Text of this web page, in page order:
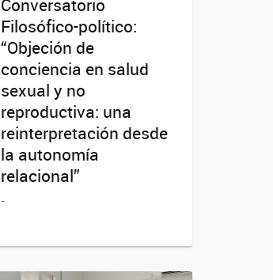
Conversatorio
Filosófico-político:
“Objeción de
conciencia en salud
sexual y no
reproductiva: una
reinterpretación desde
la autonomía
relacional”
-